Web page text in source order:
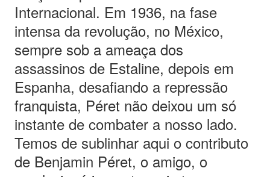
Internacional. Em 1936, na fase
intensa da revolução, no México,
sempre sob a ameaça dos
assassinos de Estaline, depois em
Espanha, desafiando a repressão
franquista, Péret não deixou um só
instante de combater a nosso lado.
Temos de sublinhar aqui o contributo
de Benjamin Péret, o amigo, o